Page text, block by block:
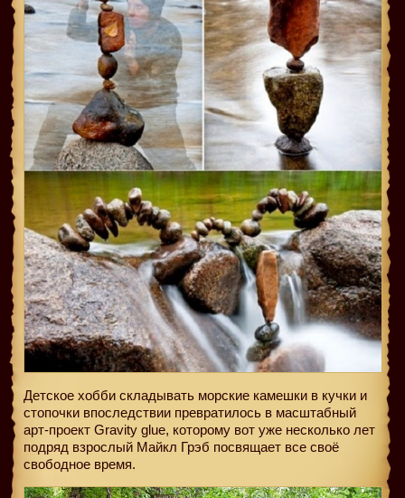
Детское хобби складывать морские камешки в кучки и
стопочки впоследствии превратилось в масштабный
арт-проект Gravity glue, которому вот уже несколько лет
подряд взрослый Майкл Грэб посвящает все своё
свободное время.